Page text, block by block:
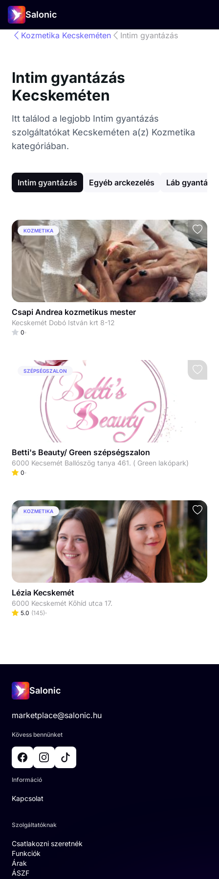
Salonic
Kozmetika Kecskeméten Intim gyantázás
Intim gyantázás
Kecskeméten
Itt találod a legjobb Intim gyantázás
szolgáltatókat Kecskeméten a(z) Kozmetika
kategóriában.
Intim gyantázás Egyéb arckezelés Láb
KOZMETIKA
Csapi Andrea kozmetikus mester
Kecskemét Dobó István krt 8-12
0
SZÉPSÉGSZALON
Betti's Beauty/ Green szépségszalon
6000 Kecsemét Ballószög tanya 461. ( Green lakópark)
0
KOZMETIKA
Lézia Kecskemét
6000 Kecskemét Kőhíd utca 17.
5.0 (145)
Salonic
marketplace@salonic.hu
Kövess bennünket
Információ
Kapcsolat
Szolgáltatóknak
Csatlakozni szeretnék
Funkciók
Árak
ÁSZF